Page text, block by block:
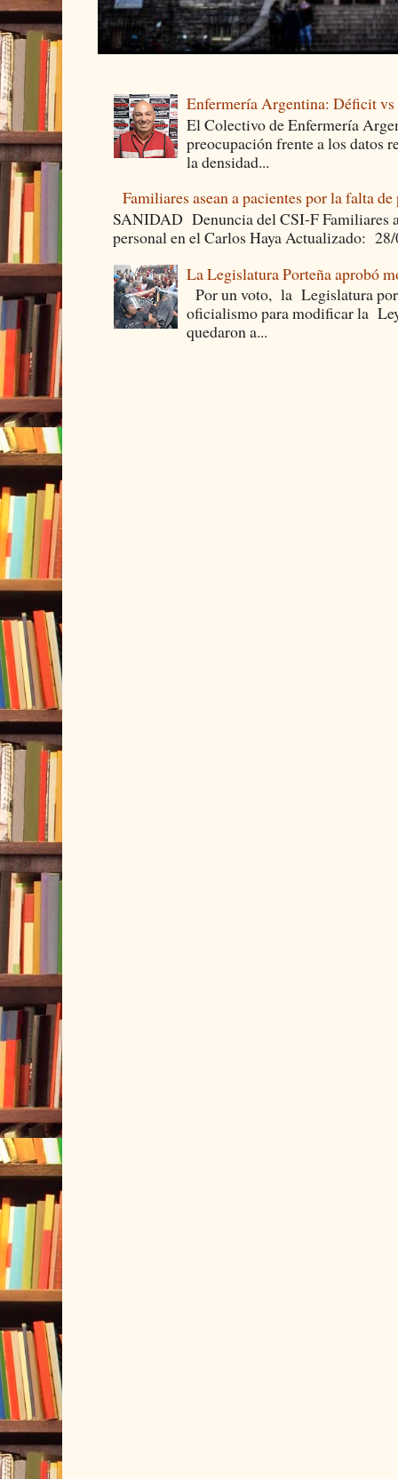
Enfermería Argentina: Déficit
El Colectivo de Enfermería
preocupación frente a los datos
la densidad...
Familiares asean a pacientes por la falta
SANIDAD Denuncia del CSI-F Familiares
personal en el Carlos Haya Actualizado:
La Legislatura Porteña aprobó
Por un voto, la Legislatura
oficialismo para modificar la
quedaron a...